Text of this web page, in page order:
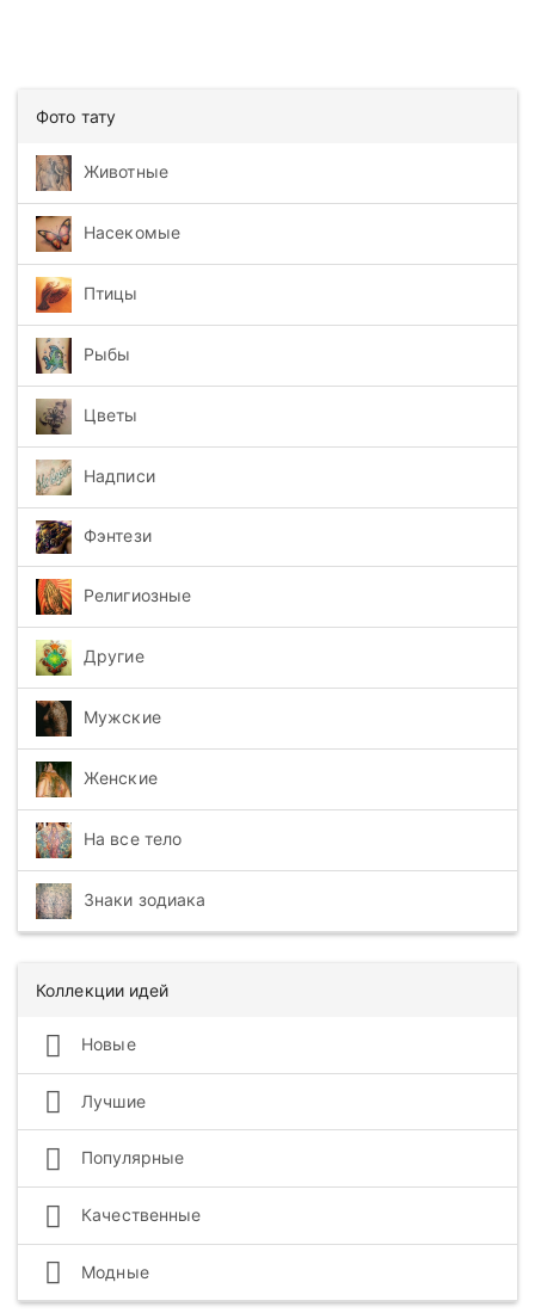
Фото тату
Животные
Насекомые
Птицы
Рыбы
Цветы
Надписи
Фэнтези
Религиозные
Другие
Мужские
Женские
На все тело
Знаки зодиака
Коллекции идей
Новые
Лучшие
Популярные
Качественные
Модные